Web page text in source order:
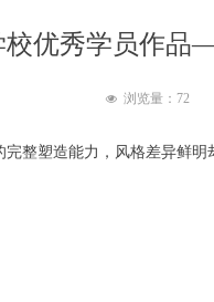
校优秀学员作
完整塑造能力，风格差异鲜
넶 浏览量： 72